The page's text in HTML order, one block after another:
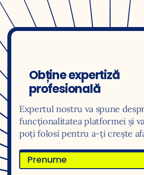
Obține expertiză
profesională
Expertul nostru va spune
funcționalitatea platformei și
poți folosi pentru a-ți crește